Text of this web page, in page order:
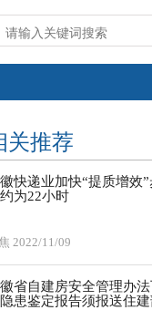
关推荐
快递业加快“提质增效
为22小时
2022/11/09
省自建房安全管理办
患鉴定报告须报送住建